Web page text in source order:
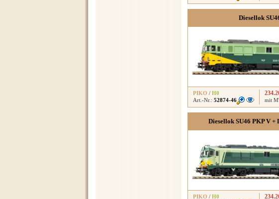
Diesellok
PIKO / H0
Art.-Nr.: 52874-46 mit
Diesellok SU46 PKP V +
PIKO / H0